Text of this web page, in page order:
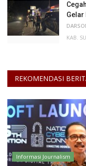
Gelar
KAB.
REKOMENDASI
Informasi Journalism